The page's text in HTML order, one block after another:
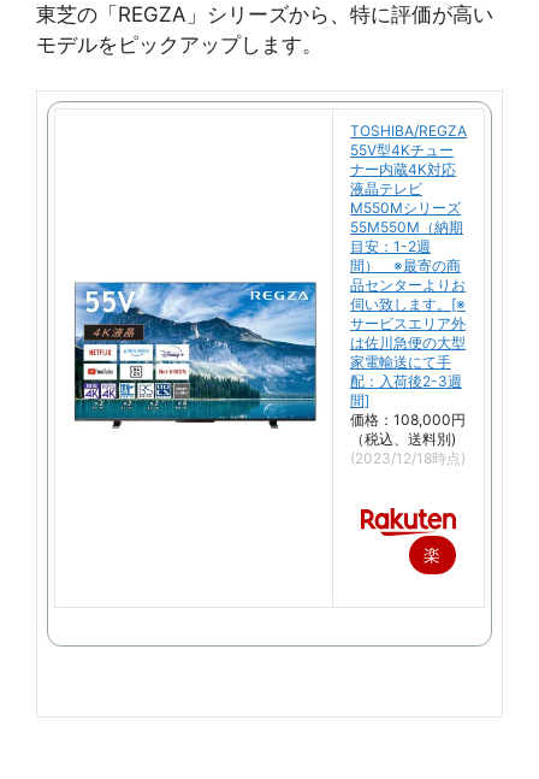
東芝の「REGZA」シリーズから、特に評価が高い
モデルをピックアップします。
TOSHIBA/REGZA
55V型4Kチュー
ナー内蔵4K対応
液晶テレビ
M550Mシリーズ
55M550M（納期
目安：1-2週
間） ※最寄の商
品センターよりお
伺い致します。[※
サービスエリア外
は佐川急便の大型
家電輸送にて手
配：入荷後2-3週
間]
価格：108,000円
（税込、送料別)
(2023/12/18時点)
楽